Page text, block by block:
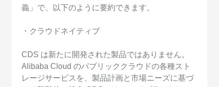
義」で、以下のように要約できます。
・クラウドネイティブ
CDS は新たに開発された製品ではありません。
Alibaba Cloud のパブリッククラウドの各種スト
レージサービスを、製品計画と市場ニーズに基づ